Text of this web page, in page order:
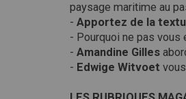
paysage maritime au
- Apportez de la
- Pourquoi ne pas vous
- Amandine Gilles
- Edwige Witvoet